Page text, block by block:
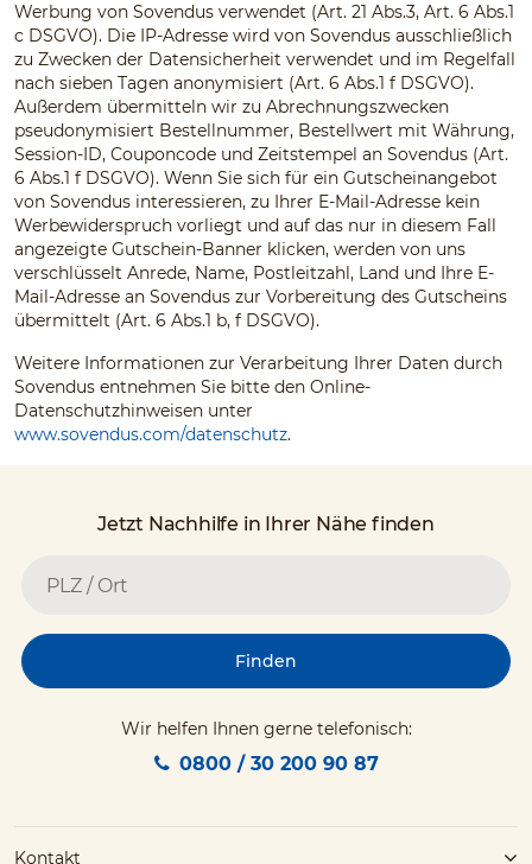
Werbung von Sovendus verwendet (Art. 21 Abs.3, Art. 6 Abs.1
c DSGVO). Die IP-Adresse wird von Sovendus ausschließlich
zu Zwecken der Datensicherheit verwendet und im Regelfall
nach sieben Tagen anonymisiert (Art. 6 Abs.1 f DSGVO).
Außerdem übermitteln wir zu Abrechnungszwecken
pseudonymisiert Bestellnummer, Bestellwert mit Währung,
Session-ID, Couponcode und Zeitstempel an Sovendus (Art.
6 Abs.1 f DSGVO). Wenn Sie sich für ein Gutscheinangebot
von Sovendus interessieren, zu Ihrer E-Mail-Adresse kein
Werbewiderspruch vorliegt und auf das nur in diesem Fall
angezeigte Gutschein-Banner klicken, werden von uns
verschlüsselt Anrede, Name, Postleitzahl, Land und Ihre E-
Mail-Adresse an Sovendus zur Vorbereitung des Gutscheins
übermittelt (Art. 6 Abs.1 b, f DSGVO).
Weitere Informationen zur Verarbeitung Ihrer Daten durch
Sovendus entnehmen Sie bitte den Online-
Datenschutzhinweisen unter
www.sovendus.com/datenschutz.
Jetzt Nachhilfe in Ihrer Nähe finden
Finden
Wir helfen Ihnen gerne telefonisch:
0800 / 30 200 90 87
Kontakt